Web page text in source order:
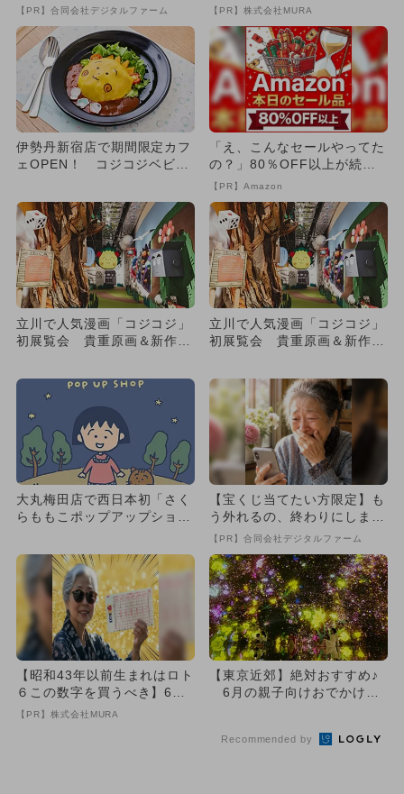
【PR】合同会社デジタルファーム
致』する方法
【PR】株式会社MURA
伊勢丹新宿店で期間限定カフ
ェOPEN！ コジコジベビー
「え、こんなセールやってた
の？」80％OFF以上が続々
登場！Amazonの本気が...
【PR】Amazon
立川で人気漫画「コジコジ」
初展覧会 貴重原画＆新作ア
立川で人気漫画「コジコジ」
初展覧会 貴重原画＆新作ア
大丸梅田店で西日本初「さく
らももこポップアップショッ
【宝くじ当てたい方限定】も
う外れるの、終わりにしませ
んか
【PR】合同会社デジタルファーム
【昭和43年以前生まれはロト
６この数字を買うべき】6つ
の数字が「完全一致」する
【PR】株式会社MURA
【東京近郊】絶対おすすめ♪
6月の親子向けおでかけ先
Recommended by